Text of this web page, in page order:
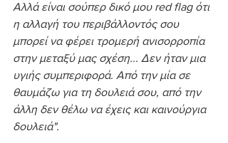
Αλλά είναι σούπερ δικό μου red flag ότι
η αλλαγή του περιβάλλοντός σου
μπορεί να φέρει τρομερή ανισορροπία
στην μεταξύ μας σχέση... Δεν ήταν μια
υγιής συμπεριφορά. Από την μία σε
θαυμάζω για τη δουλειά σου, από την
άλλη δεν θέλω να έχεις και καινούργια
δουλειά".